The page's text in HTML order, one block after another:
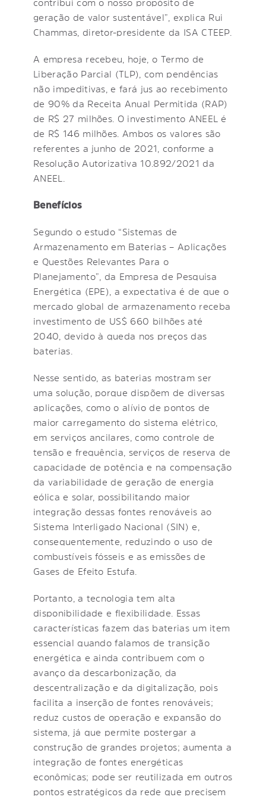
contribui com o nosso propósito de
geração de valor sustentável”, explica Rui
Chammas, diretor-presidente da ISA CTEEP.
A empresa recebeu, hoje, o Termo de
Liberação Parcial (TLP), com pendências
não impeditivas, e fará jus ao recebimento
de 90% da Receita Anual Permitida (RAP)
de R$ 27 milhões. O investimento ANEEL é
de R$ 146 milhões. Ambos os valores são
referentes a junho de 2021, conforme a
Resolução Autorizativa 10.892/2021 da
ANEEL.
Benefícios
Segundo o estudo “Sistemas de
Armazenamento em Baterias – Aplicações
e Questões Relevantes Para o
Planejamento”, da Empresa de Pesquisa
Energética (EPE), a expectativa é de que o
mercado global de armazenamento receba
investimento de US$ 660 bilhões até
2040, devido à queda nos preços das
baterias.
Nesse sentido, as baterias mostram ser
uma solução, porque dispõem de diversas
aplicações, como o alívio de pontos de
maior carregamento do sistema elétrico,
em serviços ancilares, como controle de
tensão e frequência, serviços de reserva de
capacidade de potência e na compensação
da variabilidade de geração de energia
eólica e solar, possibilitando maior
integração dessas fontes renováveis ao
Sistema Interligado Nacional (SIN) e,
consequentemente, reduzindo o uso de
combustíveis fósseis e as emissões de
Gases de Efeito Estufa.
Portanto, a tecnologia tem alta
disponibilidade e flexibilidade. Essas
características fazem das baterias um item
essencial quando falamos de transição
energética e ainda contribuem com o
avanço da descarbonização, da
descentralização e da digitalização, pois
facilita a inserção de fontes renováveis;
reduz custos de operação e expansão do
sistema, já que permite postergar a
construção de grandes projetos; aumenta a
integração de fontes energéticas
econômicas; pode ser reutilizada em outros
pontos estratégicos da rede que precisem